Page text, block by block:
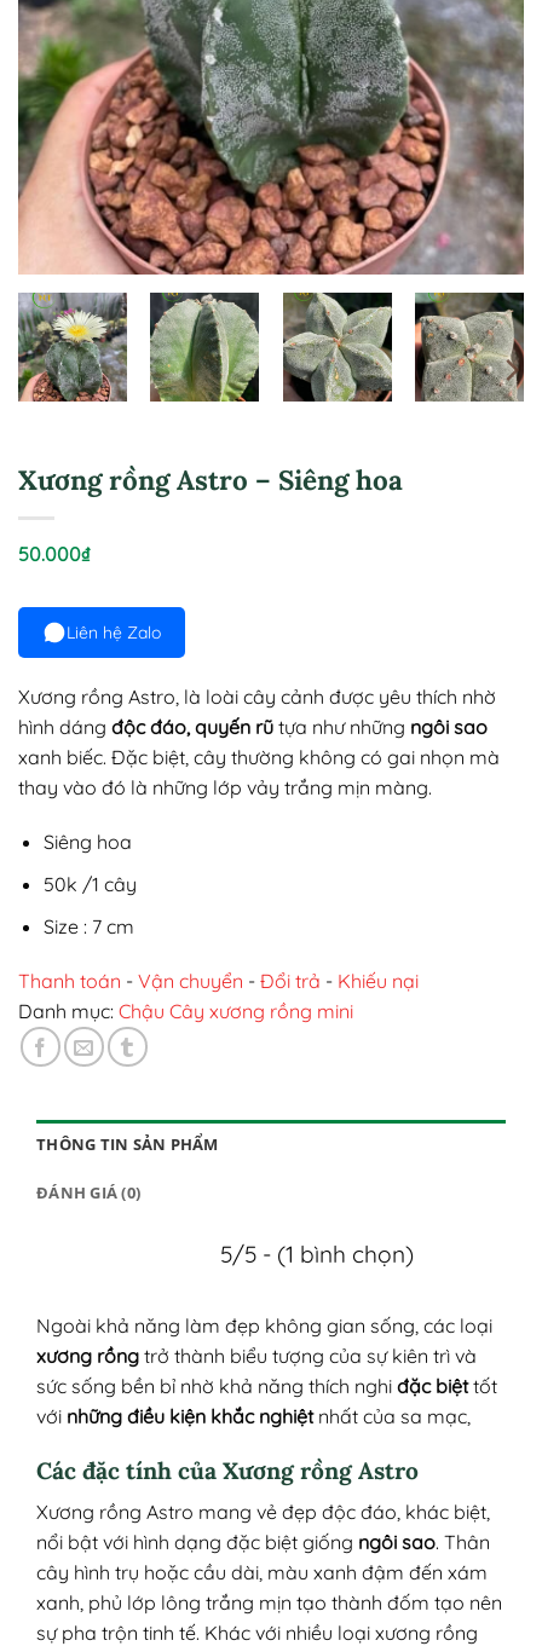
Xương rồng Astro – Siêng hoa
50.000₫
Liên hệ Zalo
Xương rồng Astro, là loài cây cảnh được yêu thích nhờ
hình dáng độc đáo, quyến rũ tựa như những ngôi sao
xanh biếc. Đặc biệt, cây thường không có gai nhọn mà
thay vào đó là những lớp vảy trắng mịn màng.
Siêng hoa
50k /1 cây
Size : 7 cm
Thanh toán - Vận chuyển - Đổi trả - Khiếu nại
Danh mục: Chậu Cây xương rồng mini
THÔNG TIN SẢN PHẨM
ĐÁNH GIÁ (0)
5/5 - (1 bình chọn)
Ngoài khả năng làm đẹp không gian sống, các loại
xương rồng trở thành biểu tượng của sự kiên trì và
sức sống bền bỉ nhờ khả năng thích nghi đặc biệttốt
với những điều kiện khắc nghiệtnhất của sa mạc,
Các đặc tính của Xương rồng Astro
Xương rồng Astro mang vẻ đẹp độc đáo, khác biệt,
nổi bật với hình dạng đặc biệt giống ngôi sao. Thân
cây hình trụ hoặc cầu dài, màu xanh đậm đến xám
xanh, phủ lớp lông trắng mịn tạo thành đốm tạo nên
sự pha trộn tinh tế. Khác với nhiều loại xương rồng